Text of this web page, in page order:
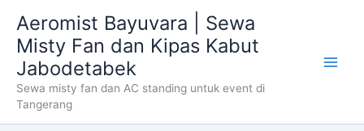
content
Aeromist Bayuvara | Sewa
Misty Fan dan Kipas Kabut
Jabodetabek
Sewa misty fan dan AC standing untuk event di
Tangerang